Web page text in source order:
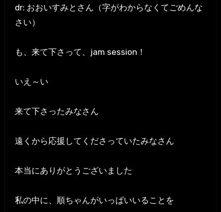
dr: おおいすみとさん（字がわからなくてごめんな
さい）
も、来て下さって、jam session！
いえ～い
来て下さったみなさん
遠くから応援してくださっていたみなさん
本当にありがとうございました
私の中に、順ちゃんがいっぱいいることを